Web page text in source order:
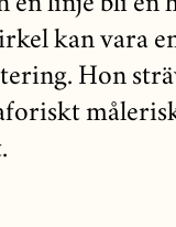
en linje bli en
kan vara
Hon